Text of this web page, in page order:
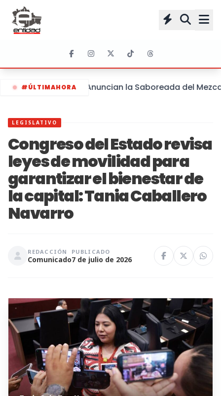
#ÚLTIMAHORA Anuncian la Saboreada del
LEGISLATIVO
Congreso del Estado revisa
leyes de movilidad para
garantizar el bienestar de
la capital: Tania Caballero
Navarro
REDACCIÓN
Comunicado
PUBLICADO
7 de julio de 2026